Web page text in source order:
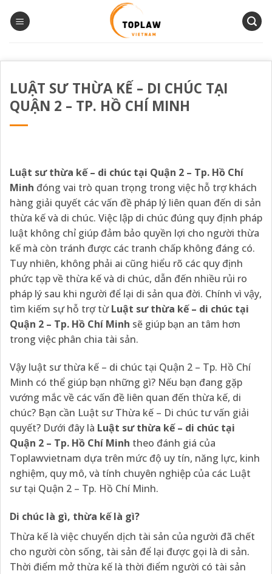
qua
LUẬT SƯ THỪA KẾ – DI CHÚC TẠI
QUẬN 2 – TP. HỒ CHÍ MINH
Luật sư thừa kế – di chúc tại Quận 2 – Tp. Hồ Chí
Minh đóng vai trò quan trọng trong việc hỗ trợ khách
hàng giải quyết các vấn đề pháp lý liên quan đến di sản
thừa kế và di chúc. Việc lập di chúc đúng quy định pháp
luật không chỉ giúp đảm bảo quyền lợi cho người thừa
kế mà còn tránh được các tranh chấp không đáng có.
Tuy nhiên, không phải ai cũng hiểu rõ các quy định
phức tạp về thừa kế và di chúc, dẫn đến nhiều rủi ro
pháp lý sau khi người để lại di sản qua đời. Chính vì vậy,
tìm kiếm sự hỗ trợ từLuật sư thừa kế – di chúc tại
Quận 2 – Tp. Hồ Chí Minh sẽ giúp bạn an tâm hơn
trong việc phân chia tài sản.
Vậy luật sư thừa kế – di chúc tại Quận 2 – Tp. Hồ Chí
Minh có thể giúp bạn những gì? Nếu bạn đang gặp
vướng mắc về các vấn đề liên quan đến thừa kế, di
chúc? Bạn cần Luật sư Thừa kế – Di chúc tư vấn giải
quyết? Dưới đây là Luật sư thừa kế – di chúc tại
Quận 2 – Tp. Hồ Chí Minh theo đánh giá của
Toplawvietnam dựa trên mức độ uy tín, năng lực, kinh
nghiệm, quy mô, và tính chuyên nghiệp của các Luật
sư tại Quận 2 – Tp. Hồ Chí Minh.
Di chúc là gì, thừa kế là gì?
Thừa kế là việc chuyển dịch tài sản của người đã chết
cho người còn sống, tài sản để lại được gọi là di sản.
Thời điểm mở thừa kế là thời điểm người có tài sản